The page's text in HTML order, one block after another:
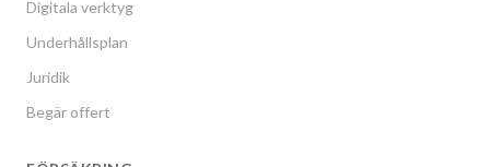
Digitala verktyg
Underhållsplan
Juridik
Begär offert